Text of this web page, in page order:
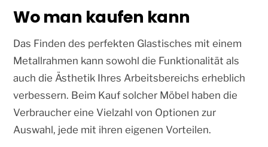
Wo man kaufen kann
Das Finden des perfekten Glastisches mit einem
Metallrahmen kann sowohl die Funktionalität als
auch die Ästhetik Ihres Arbeitsbereichs erheblich
verbessern. Beim Kauf solcher Möbel haben die
Verbraucher eine Vielzahl von Optionen zur
Auswahl, jede mit ihren eigenen Vorteilen.